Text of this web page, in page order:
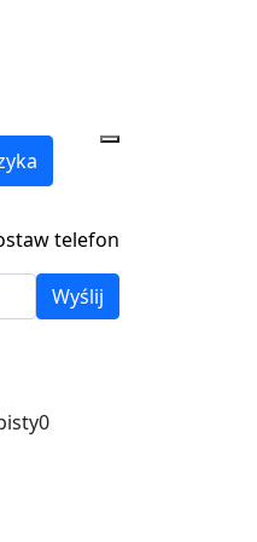
telefon
Wyślij
0